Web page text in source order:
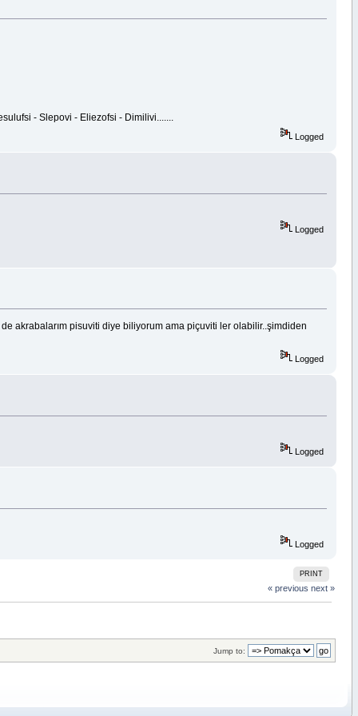
- Slepovi - Eliezofsi - Dimilivi.......
Logged
Logged
akrabalarım pisuviti diye biliyorum ama piçuviti ler olabilir..şimdiden
Logged
Logged
Logged
PRINT
« previous next »
Jump to: